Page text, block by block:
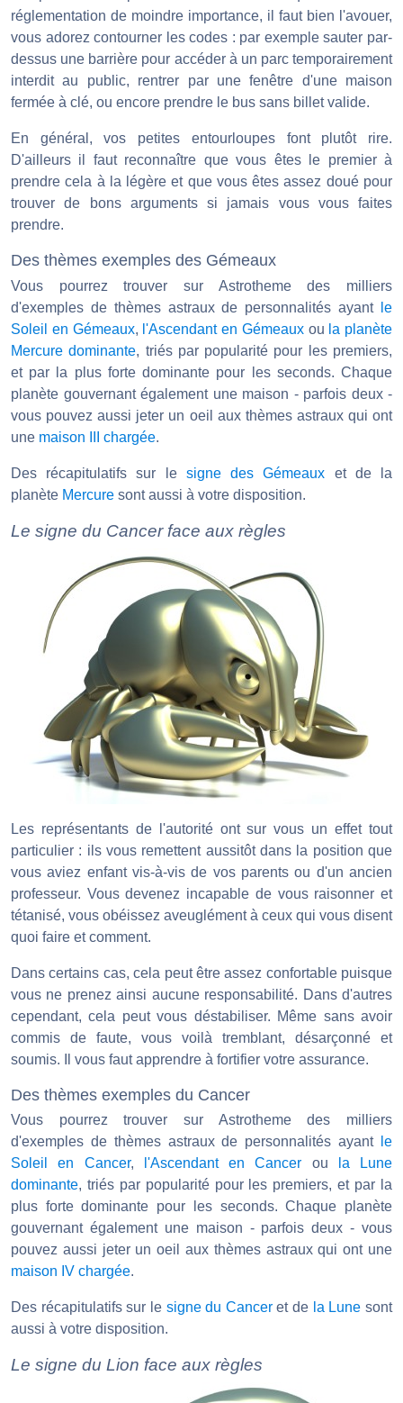
réglementation de moindre importance, il faut bien l'avouer,
vous adorez contourner les codes : par exemple sauter par-
dessus une barrière pour accéder à un parc temporairement
interdit au public, rentrer par une fenêtre d'une maison
fermée à clé, ou encore prendre le bus sans billet valide.
En général, vos petites entourloupes font plutôt rire.
D'ailleurs il faut reconnaître que vous êtes le premier à
prendre cela à la légère et que vous êtes assez doué pour
trouver de bons arguments si jamais vous vous faites
prendre.
Des thèmes exemples des Gémeaux
Vous pourrez trouver sur Astrotheme des milliers
d'exemples de thèmes astraux de personnalités ayant
le
Soleil en Gémeaux, l'Ascendant en Gémeauxou la planète
Mercure dominante, triés par popularité pour les premiers,
et par la plus forte dominante pour les seconds. Chaque
planète gouvernant également une maison - parfois deux -
vous pouvez aussi jeter un oeil aux thèmes astraux qui ont
une maison III chargée.
Des récapitulatifs sur le signe des Gémeaux et de la
planète Mercure sont aussi à votre disposition.
Le signe du Cancer face aux règles
Les représentants de l'autorité ont sur vous un effet tout
particulier : ils vous remettent aussitôt dans la position que
vous aviez enfant vis-à-vis de vos parents ou d'un ancien
professeur. Vous devenez incapable de vous raisonner et
tétanisé, vous obéissez aveuglément à ceux qui vous disent
quoi faire et comment.
Dans certains cas, cela peut être assez confortable puisque
vous ne prenez ainsi aucune responsabilité. Dans d'autres
cependant, cela peut vous déstabiliser. Même sans avoir
commis de faute, vous voilà tremblant, désarçonné et
soumis. Il vous faut apprendre à fortifier votre assurance.
Des thèmes exemples du Cancer
Vous pourrez trouver sur Astrotheme des milliers
d'exemples de thèmes astraux de personnalités ayant
le
Soleil en Cancer, l'Ascendant en Cancer ou
la Lune
dominante, triés par popularité pour les premiers, et par la
plus forte dominante pour les seconds. Chaque planète
gouvernant également une maison - parfois deux - vous
pouvez aussi jeter un oeil aux thèmes astraux qui ont une
maison IV chargée.
Des récapitulatifs sur le signe du Canceret de la Lune sont
aussi à votre disposition.
Le signe du Lion face aux règles